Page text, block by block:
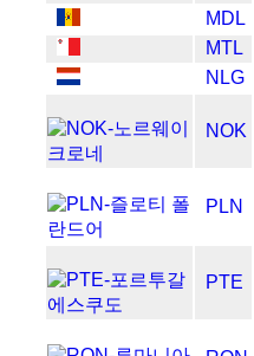
MDL
MTL
NLG
NOK
PLN
PTE